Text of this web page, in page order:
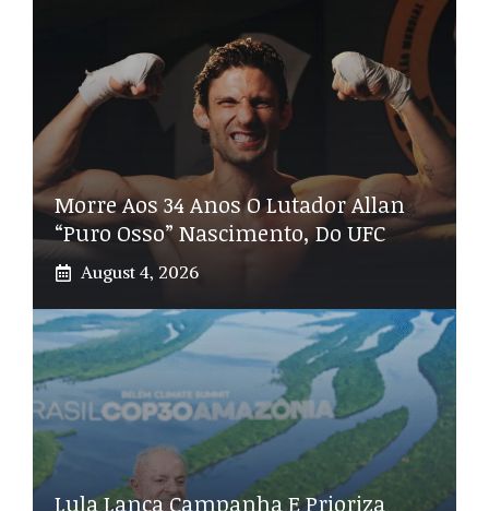
Morre Aos 34 Anos O Lutador Allan
“Puro Osso” Nascimento, Do UFC
August 4, 2026
Lula Lança Campanha E Prioriza